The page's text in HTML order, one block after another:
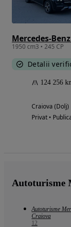
Mercedes-Benz
1950 cm3 • 245 CP
Detalii
124 256
Craiova (Dolj)
Privat •
Autoturisme
Autoturisme
Craiova
12